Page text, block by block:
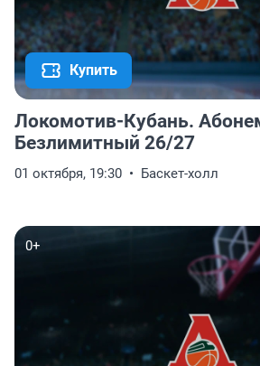
Купить
Локомотив-Кубань.
Безлимитный 26/27
01 октября, 19:30 Баскет-холл
0+